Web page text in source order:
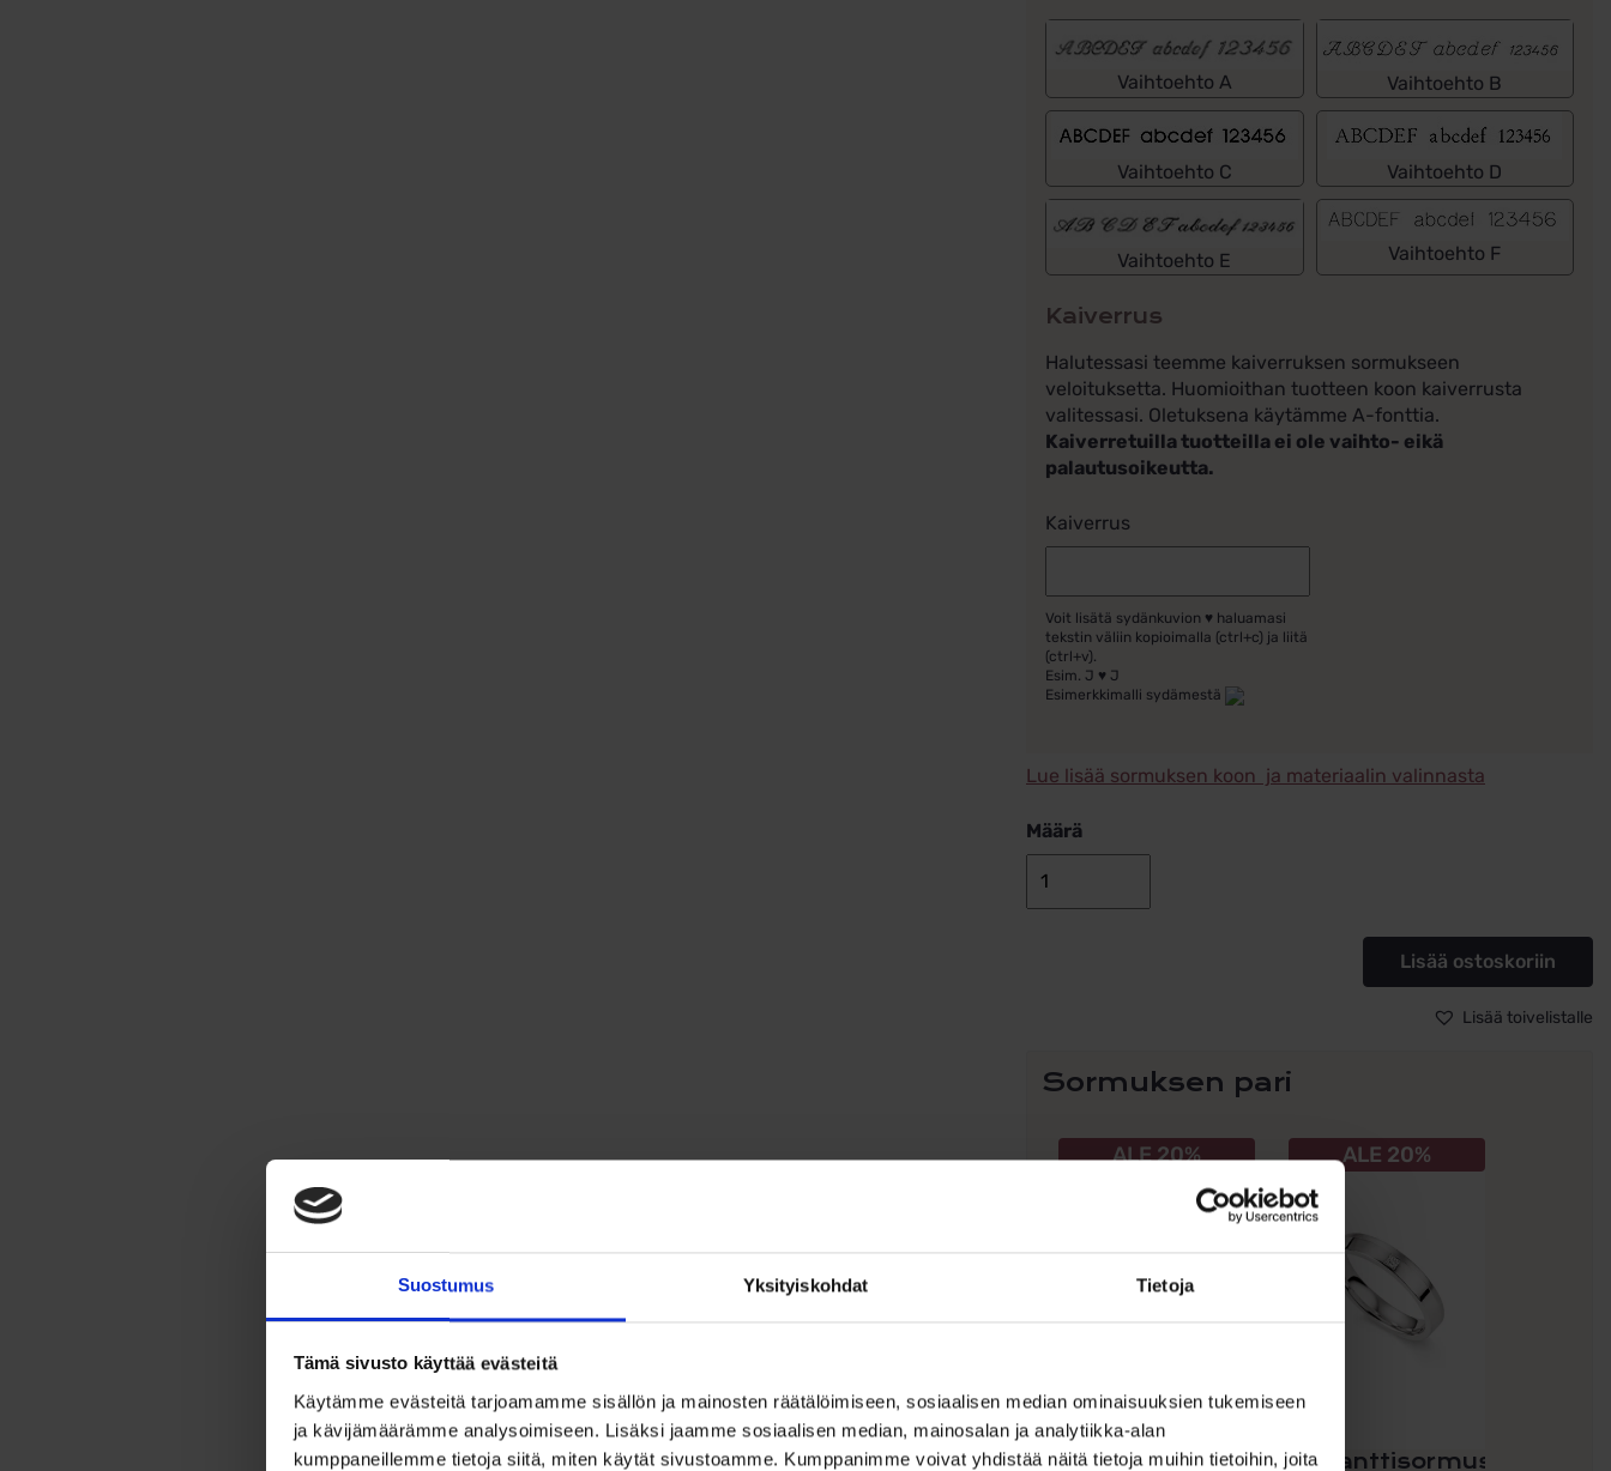
Suostumus Yksityiskohdat Tietoja
Tämä sivusto käyttää evästeitä
Käytämme evästeitä tarjoamamme sisällön ja mainosten räätälöimiseen, sosiaalisen median ominaisuuksien tukemiseen
ja kävijämäärämme analysoimiseen. Lisäksi jaamme sosiaalisen median, mainosalan ja analytiikka-alan
kumppaneillemme tietoja siitä, miten käytät sivustoamme. Kumppanimme voivat yhdistää näitä tietoja muihin tietoihin, joita
Vaihtoehto A Vaihtoehto B
Vaihtoehto C Vaihtoehto D
Vaihtoehto E Vaihtoehto F
Kaiverrus
Halutessasi teemme kaiverruksen sormukseen
veloituksetta. Huomioithan tuotteen koon kaiverrusta
valitessasi. Oletuksena käytämme A-fonttia.
Kaiverretuilla tuotteilla ei ole vaihto- eikä
palautusoikeutta.
Kaiverrus
Voit lisätä sydänkuvion ♥ haluamasi
tekstin väliin kopioimalla (ctrl+c) ja liitä
(ctrl+v).
Esim. J ♥ J
Esimerkkimalli sydämestä
Lue lisää sormuksen koon ja materiaalin valinnasta
Määrä
Lisää ostoskoriin
Lisää toivelistalle
Sormuksen pari
ALE 20%
Kihlasormus
muunnelma.
ALE 20%
Timanttisormus
tuotteella
on
useampi
muunnelma.